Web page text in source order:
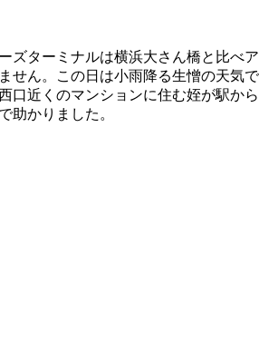
ズターミナルは横浜大さん橋と比べア
せん。この日は小雨降る生憎の天気で
口近くのマンションに住む姪が駅から
助かりました。